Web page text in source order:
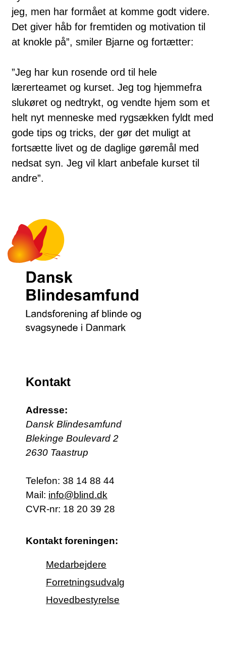
jeg, men har formået at komme godt videre.
Det giver håb for fremtiden og motivation til
at knokle på”, smiler Bjarne og fortætter:
”Jeg har kun rosende ord til hele
lærerteamet og kurset. Jeg tog hjemmefra
slukøret og nedtrykt, og vendte hjem som et
helt nyt menneske med rygsækken fyldt med
gode tips og tricks, der gør det muligt at
fortsætte livet og de daglige gøremål med
nedsat syn. Jeg vil klart anbefale kurset til
andre”.
Kontakt
Adresse:
Dansk Blindesamfund
Blekinge Boulevard 2
2630 Taastrup
Telefon: 38 14 88 44
Mail: info@blind.dk
CVR-nr: 18 20 39 28
Kontakt foreningen:
Medarbejdere
Forretningsudvalg
Hovedbestyrelse